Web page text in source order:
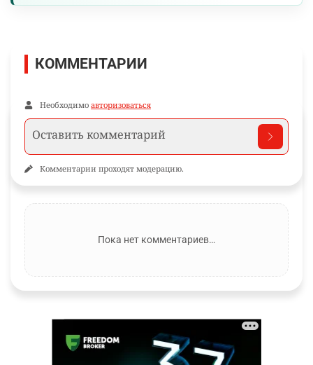
КОММЕНТАРИИ
Необходимо авторизоваться
Комментарии проходят модерацию.
Пока нет комментариев…